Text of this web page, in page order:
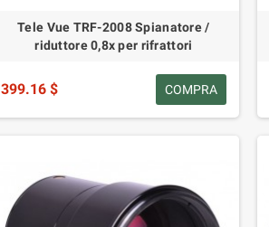
Tele Vue TRF-2008 Spianatore /
riduttore 0,8x per rifrattori
399.16 $ COMPRA